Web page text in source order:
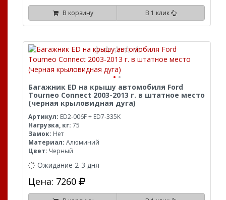
В корзину В 1 клик
Багажник ED на крышу автомобиля Ford
Tourneo Connect 2003-2013 г. в штатное место
(черная крыловидная дуга)
Артикул: ED2-006F + ED7-335K
Нагрузка, кг: 75
Замок: Нет
Материал: Алюминий
Цвет: Черный
Ожидание 2-3 дня
Цена: 7260